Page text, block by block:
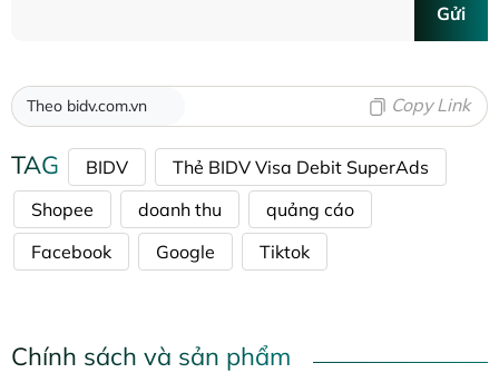
Gửi
Theo bidv.com.vn Copy Link
TAG BIDV
Thẻ BIDV Visa Debit SuperAds
Shopee
doanh thu
quảng cáo
Facebook
Google Tiktok
Chính sách và sản phẩm